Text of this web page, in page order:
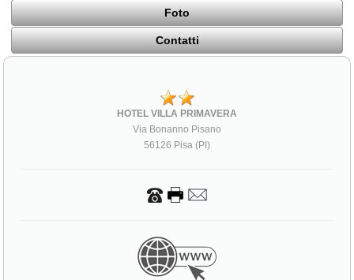
Foto
Contatti
HOTEL VILLA PRIMAVERA
Via Bonanno Pisano
56126 Pisa (PI)